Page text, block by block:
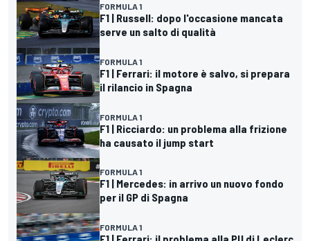
FORMULA 1
F1 | Russell: dopo l'occasione mancata
serve un salto di qualità
FORMULA 1
F1 | Ferrari: il motore è salvo, si prepara
il rilancio in Spagna
FORMULA 1
F1 | Ricciardo: un problema alla frizione
ha causato il jump start
FORMULA 1
F1 | Mercedes: in arrivo un nuovo fondo
per il GP di Spagna
FORMULA 1